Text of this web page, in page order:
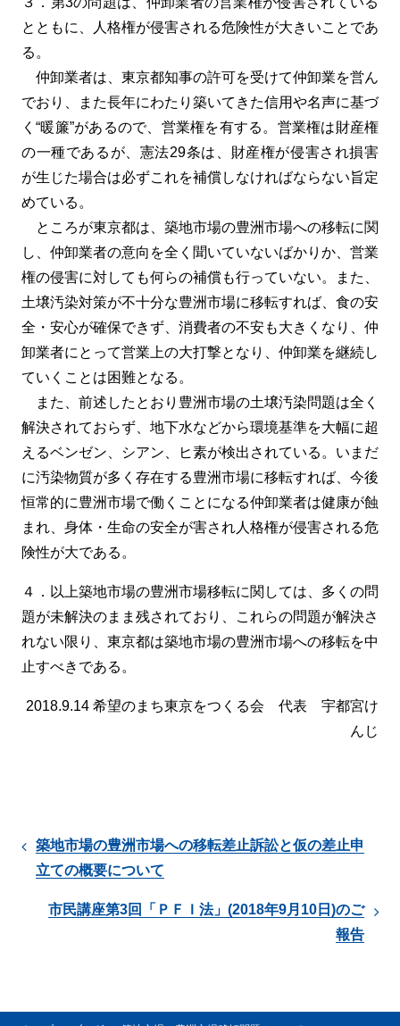
とともに、人格権が侵害される危険性が大きいことであ
る。
仲卸業者は、東京都知事の許可を受けて仲卸業を営ん
でおり、また長年にわたり築いてきた信用や名声に基づ
く“暖簾”があるので、営業権を有する。営業権は財産権
の一種であるが、憲法29条は、財産権が侵害され損害
が生じた場合は必ずこれを補償しなければならない旨定
めている。
ところが東京都は、築地市場の豊洲市場への移転に関
し、仲卸業者の意向を全く聞いていないばかりか、営業
権の侵害に対しても何らの補償も行っていない。また、
土壌汚染対策が不十分な豊洲市場に移転すれば、食の安
全・安心が確保できず、消費者の不安も大きくなり、仲
卸業者にとって営業上の大打撃となり、仲卸業を継続し
ていくことは困難となる。
また、前述したとおり豊洲市場の土壌汚染問題は全く
解決されておらず、地下水などから環境基準を大幅に超
えるベンゼン、シアン、ヒ素が検出されている。いまだ
に汚染物質が多く存在する豊洲市場に移転すれば、今後
恒常的に豊洲市場で働くことになる仲卸業者は健康が蝕
まれ、身体・生命の安全が害され人格権が侵害される危
険性が大である。
４．以上築地市場の豊洲市場移転に関しては、多くの問
題が未解決のまま残されており、これらの問題が解決さ
れない限り、東京都は築地市場の豊洲市場への移転を中
止すべきである。
2018.9.14 希望のまち東京をつくる会 代表 宇都宮け
んじ
築地市場の豊洲市場への移転差止訴訟と仮の差止申
立ての概要について
市民講座第3回「ＰＦＩ法」(2018年9月10日)のご
報告